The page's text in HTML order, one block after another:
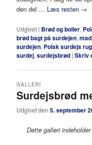
den del … Læs resten →
Udgivet i Brød og boller,
brød bagt på surdejen,
surdejen, Polsk surdejs
surdej,surdejsbrød |Skriv
Surdejsbrød
GALLERI
Udgivet den5. september
Dette galleri indeholder